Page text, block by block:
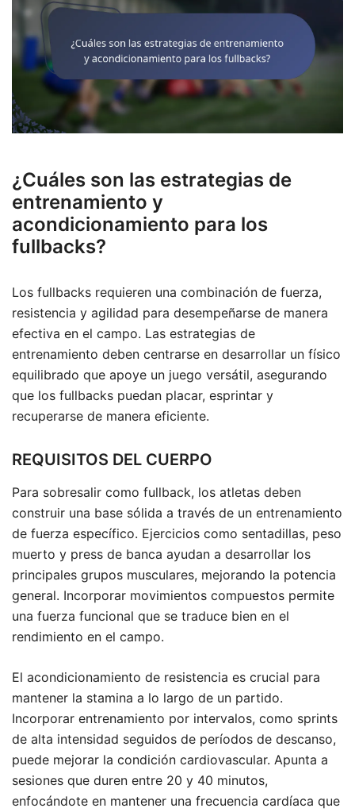
¿Cuáles son las estrategias de
entrenamiento y
acondicionamiento para los
fullbacks?
Los fullbacks requieren una combinación de fuerza,
resistencia y agilidad para desempeñarse de manera
efectiva en el campo. Las estrategias de
entrenamiento deben centrarse en desarrollar un físico
equilibrado que apoye un juego versátil, asegurando
que los fullbacks puedan placar, esprintar y
recuperarse de manera eficiente.
REQUISITOS DEL CUERPO
Para sobresalir como fullback, los atletas deben
construir una base sólida a través de un entrenamiento
de fuerza específico. Ejercicios como sentadillas, peso
muerto y press de banca ayudan a desarrollar los
principales grupos musculares, mejorando la potencia
general. Incorporar movimientos compuestos permite
una fuerza funcional que se traduce bien en el
rendimiento en el campo.
El acondicionamiento de resistencia es crucial para
mantener la stamina a lo largo de un partido.
Incorporar entrenamiento por intervalos, como sprints
de alta intensidad seguidos de períodos de descanso,
puede mejorar la condición cardiovascular. Apunta a
sesiones que duren entre 20 y 40 minutos,
enfocándote en mantener una frecuencia cardíaca que